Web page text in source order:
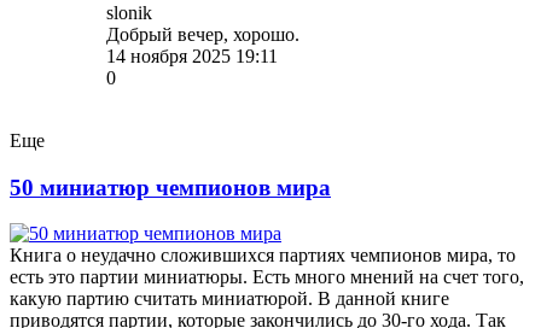
slonik
Добрый вечер, хорошо.
14 ноября 2025 19:11
0
Еще
50 миниатюр чемпионов мира
Книга о неудачно сложившихся партиях чемпионов мира, то
есть это партии миниатюры. Есть много мнений на счет того,
какую партию считать миниатюрой. В данной книге
приводятся партии, которые закончились до 30-го хода. Так